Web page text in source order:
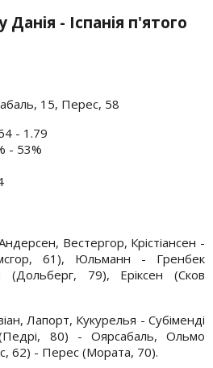
- Іспанія п'ятого
15, Перес, 58
- 1.79
- 53%
Вестергор, Крістіансен -
61), Юльманн - Гренбек
(Дольберг, 79), Еріксен (Сков
Лапорт, Кукурелья - Субіменді
80) - Оярсабаль, Ольмо
62) - Перес (Мората, 70).